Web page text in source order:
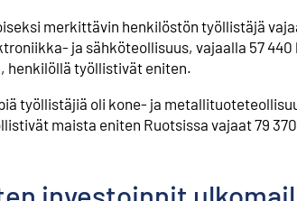
merkittävin henkilöstön työllistäjä
ja sähköteollisuus, vajaalla 57
henkilöllä työllistivät eniten.
työllistäjiä oli kone- ja
maista eniten Ruotsissa vajaat 79